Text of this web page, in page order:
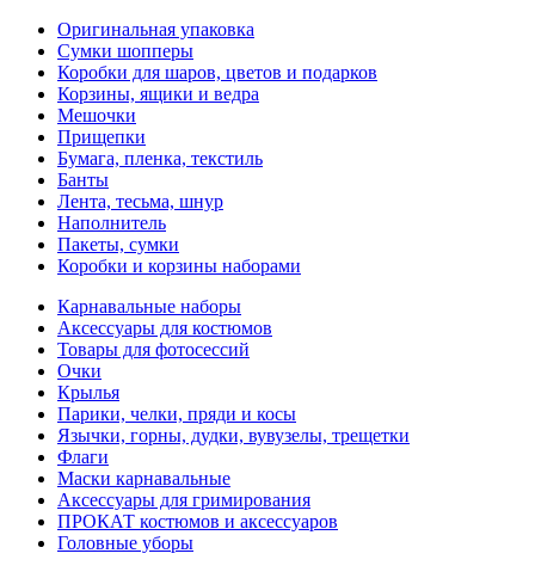
Оригинальная упаковка
Сумки шопперы
Коробки для шаров, цветов и подарков
Корзины, ящики и ведра
Мешочки
Прищепки
Бумага, пленка, текстиль
Банты
Лента, тесьма, шнур
Наполнитель
Пакеты, сумки
Коробки и корзины наборами
Карнавальные наборы
Аксессуары для костюмов
Товары для фотосессий
Очки
Крылья
Парики, челки, пряди и косы
Язычки, горны, дудки, вувузелы, трещетки
Флаги
Маски карнавальные
Аксессуары для гримирования
ПРОКАТ костюмов и аксессуаров
Головные уборы